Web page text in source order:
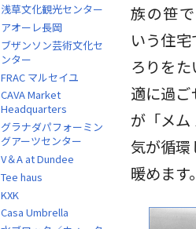
浅草文化観光センター
アオーレ長岡
ブザンソン芸術文化セ
ンター
FRAC マルセイユ
CAVA Market
Headquarters
グラナダパフォーミン
グアーツセンター
V＆A at Dundee
Tee haus
KXK
Casa Umbrella
族の笹
いう住
ろりを
適に過
が「メム
気が循
暖めます